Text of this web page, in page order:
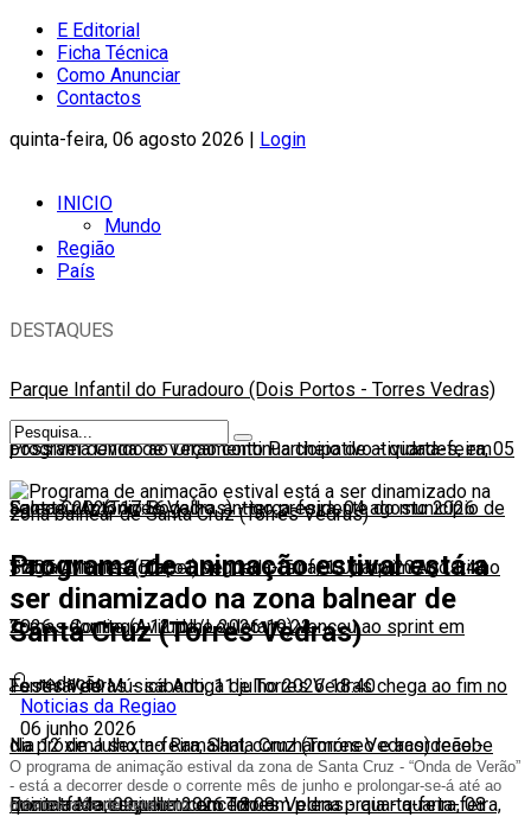
E Editorial
Ficha Técnica
Como Anunciar
Contactos
quinta-feira, 06 agosto 2026 | Login
INICIO
Mundo
Região
País
DESTAQUES
Parque Infantil do Furadouro (Dois Portos - Torres Vedras)
possível devido ao Orçamento Participativo-quarta-feira, 05
agosto 2026 17:56
Programa Onda de Verão continua cheio de atividades, em
Santa Cruz (Torres Vedras)-terça-feira, 04 agosto 2026
17:05
Faleceu António Bogalho, antigo presidente do município de
Sobral Monte Agraço-segunda-feira, 13 julho 2026 11:44
Tiago Antunes (Efapel) venceu o Troféu Joaquim Agostinho
2026-domingo, 12 julho 2026 19:22
Tomas Contte (Aviludo/Louletano) venceu ao sprint em
Torres Vedras-sábado, 11 julho 2026 18:40
Festival de Música Antiga de Torres Vedras chega ao fim no
dia 12 de Julho, no Ramalhal, com harmóneo e acordeão-
quinta-feira, 09 julho 2026 18:08
Na próxima sexta-feira, Santa Cruz (Torres Vedras) recebe
Daniela Mercury num concerto em plena praia-quarta-feira,
Encontrado esqueleto em Torres Vedras-quarta-feira, 08
Programa de animação estival está a
ser dinamizado na zona balnear de
Santa Cruz (Torres Vedras)
redação
Noticias da Regiao
06 junho 2026
O programa de animação estival da zona de Santa Cruz - “Onda de Verão”
- está a decorrer desde o corrente mês de junho e prolongar-se-á até ao
próximo mês de setembro.